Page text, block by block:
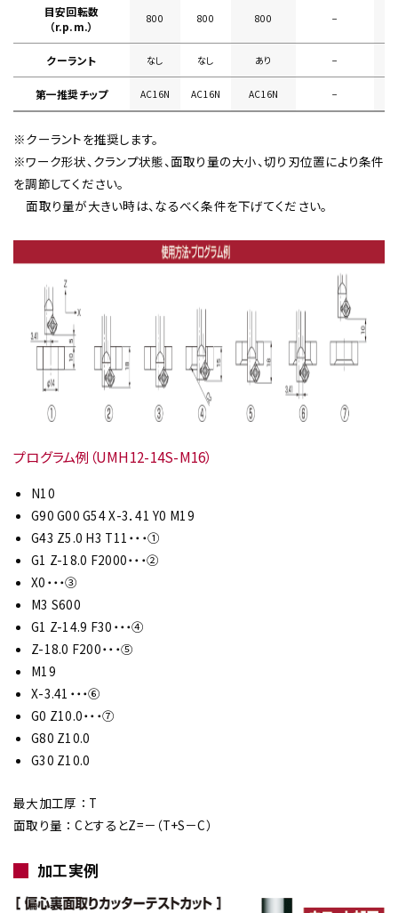
目安回転数
（r.p.m.）
800 800 800 −
クーラント なし なし あり −
第一推奨チップ AC16N AC16N AC16N −
※クーラントを推奨します。
※ワーク形状、クランプ状態、面取り量の大小、切り刃位置により条件
を調節してください。
面取り量が大きい時は、なるべく条件を下げてください。
プログラム例（UMH12-14S-M16）
N10
G90 G00 G54 X-3．41 Y0 M19
G43 Z5.0 H3 T11・・・①
G1 Z-18.0 F2000・・・②
X0・・・③
M3 S600
G1 Z-14.9 F30・・・④
Z-18.0 F200・・・⑤
M19
X-3.41・・・⑥
G0 Z10.0・・・⑦
G80 Z10.0
G30 Z10.0
最大加工厚 ： T
面取り量 ： CとするとZ=－（T+S－C）
加工実例